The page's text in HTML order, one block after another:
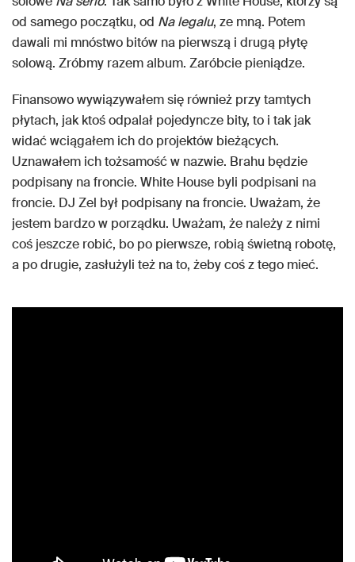
od samego początku, od Na legalu, ze mną. Potem
dawali mi mnóstwo bitów na pierwszą i drugą płytę
solową. Zróbmy razem album. Zaróbcie pieniądze.
Finansowo wywiązywałem się również przy tamtych
płytach, jak ktoś odpalał pojedyncze bity, to i tak jak
widać wciągałem ich do projektów bieżących.
Uznawałem ich tożsamość w nazwie. Brahu będzie
podpisany na froncie. White House byli podpisani na
froncie. DJ Zel był podpisany na froncie. Uważam, że
jestem bardzo w porządku. Uważam, że należy z nimi
coś jeszcze robić, bo po pierwsze, robią świetną robotę,
a po drugie, zasłużyli też na to, żeby coś z tego mieć.